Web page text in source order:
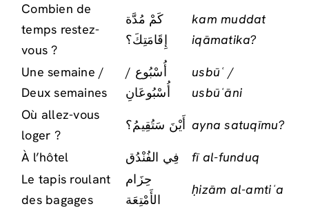
Combien de
temps restez-
vous ?
كَمْ مُدَّة
إِقَامَتِكَ؟
kam muddat
iqāmatika?
Une semaine /
Deux semaines
أُسْبُوع /
أُسْبُوعَانِ
usbūʿ /
usbūʿāni
Où allez-vous
loger ?
أَيْنَ سَتُقِيمُ؟ ayna satuqīmu?
À l’hôtel فِي الفُنْدُق
fī al-funduq
Le tapis roulant
des bagages
حِزَام
الأَمْتِعَة
ḥizām al-amtiʿa